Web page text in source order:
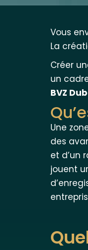
Vous
La
Créer
un
BVZ
Une
des
et d’un
jouent